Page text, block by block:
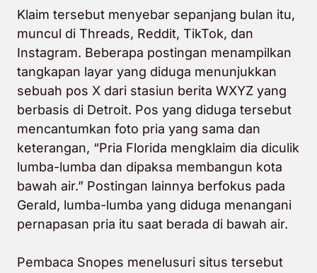
Klaim tersebut menyebar sepanjang bulan itu,
muncul di Threads, Reddit, TikTok, dan
Instagram. Beberapa postingan menampilkan
tangkapan layar yang diduga menunjukkan
sebuah pos X dari stasiun berita WXYZ yang
berbasis di Detroit. Pos yang diduga tersebut
mencantumkan foto pria yang sama dan
keterangan, “Pria Florida mengklaim dia diculik
lumba-lumba dan dipaksa membangun kota
bawah air.” Postingan lainnya berfokus pada
Gerald, lumba-lumba yang diduga menangani
pernapasan pria itu saat berada di bawah air.
Pembaca Snopes menelusuri situs tersebut